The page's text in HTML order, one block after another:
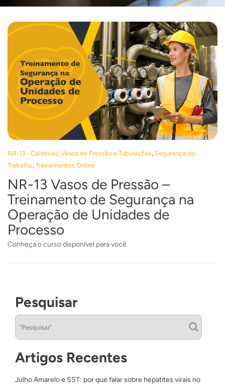
NR-13 - Caldeiras, Vasos de Pressão e Tubulações, Segurança do
Trabalho, Treinamentos Online
NR-13 Vasos de Pressão –
Treinamento de Segurança na
Operação de Unidades de
Processo
Conheça o curso disponível para você
Pesquisar
Artigos Recentes
Julho Amarelo e SST: por que falar sobre hepatites virais no